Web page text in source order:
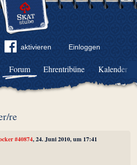
aktivieren Einloggen
Forum Ehrentribüne Kalender
re
#40874, 24. Juni 2010, um 17:41